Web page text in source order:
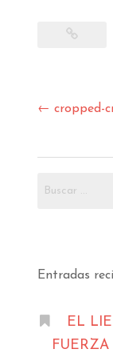
Navegación
← cropped-
Entradas
EL